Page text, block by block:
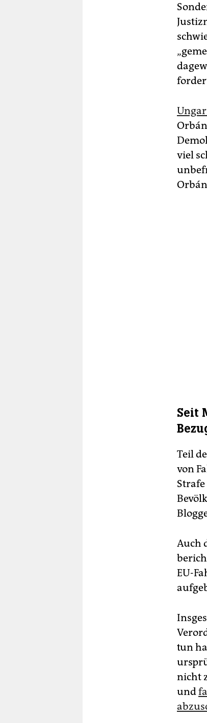
viel
Seit
Teil
von
Auch
EU-
tun
nicht
und